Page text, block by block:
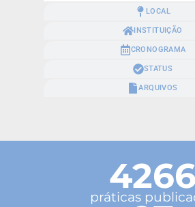
LOCAL
INSTITUIÇÃO
CRONOGRAMA
STATUS
ARQUIVOS
4266
práticas